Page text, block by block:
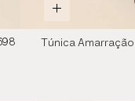
Túnica Amarração